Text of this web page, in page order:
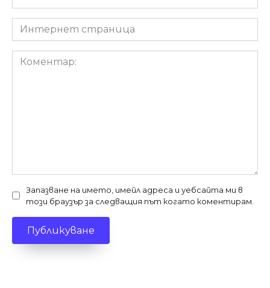
*
Интернет
страница
Коментар:
Запазване на името, имейл адреса и уебсайта ми в
този браузър за следващия път когато коментирам.